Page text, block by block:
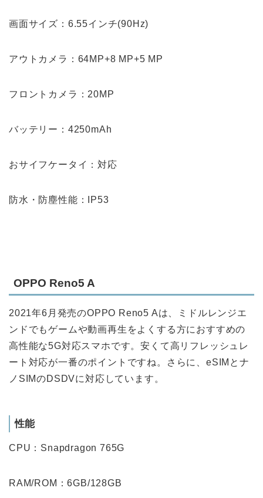
画面サイズ：6.55インチ(90Hz)
アウトカメラ：64MP+8 MP+5 MP
フロントカメラ：20MP
バッテリー：4250mAh
おサイフケータイ：対応
防水・防塵性能：IP53
OPPO Reno5 A
2021年6月発売のOPPO Reno5 Aは、ミドルレンジエ
ンドでもゲームや動画再生をよくする方におすすめの
高性能な5G対応スマホです。安くて高リフレッシュレ
ート対応が一番のポイントですね。さらに、eSIMとナ
ノSIMのDSDVに対応しています。
性能
CPU：Snapdragon 765G
RAM/ROM：6GB/128GB